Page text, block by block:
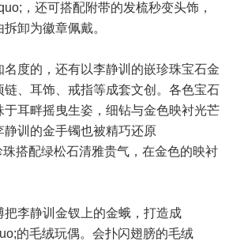
，还可搭配附带的发梳秒变头饰，
卸为徽章佩戴。
度的，还有以李静训的嵌珍珠宝石金
链、耳饰、戒指等成套文创。各色宝石
于耳畔摇曳生姿，细钻与金色映衬光芒
静训的金手镯也被精巧还原
搭配绿松石清雅贵气，在金色的映衬
把李静训金钗上的金蛾，打造成
的毛绒玩偶。会扑闪翅膀的毛绒